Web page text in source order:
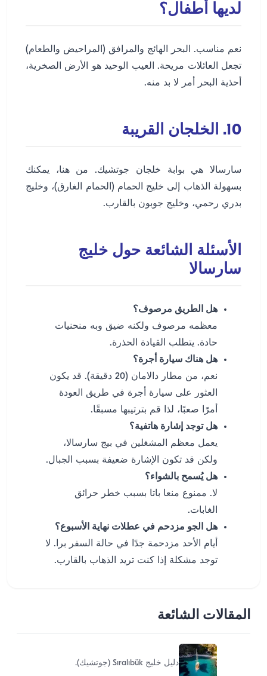
لديها أطفال؟
نعم مناسب. البحر الهائج والمرافق (المراحيض والطعام)
تجعل العائلات مريحة. العيب الوحيد هو الأرض الصخرية،
أحذية البحر أمر لا بد منه.
10. الخلجان القريبة
سارسالا هي بوابة خلجان جوتشيك. من هنا، يمكنك
بسهولة الذهاب إلى خليج الحمام (الحمام الغارق)، وخليج
بدري رحمي، وخليج جوبون بالقارب.
الأسئلة الشائعة حول خليج
سارسالا
هل الطريق مرصوف؟
معظمه مرصوف ولكنه ضيق وبه منحنيات
حادة. يتطلب القيادة الحذرة.
هل هناك سيارة أجرة؟
نعم، من مطار دالامان (20 دقيقة). قد يكون
العثور على سيارة أجرة في طريق العودة
أمرًا صعبًا، لذا قم بترتيبها مسبقًا.
هل توجد إشارة هاتفية؟
يعمل معظم المشغلين في بيج سارسالا،
ولكن قد تكون الإشارة ضعيفة بسبب الجبال.
هل يُسمح بالشواء؟
لا. ممنوع منعا باتا بسبب خطر حرائق
الغابات.
هل الجو مزدحم في عطلات نهاية الأسبوع؟
أيام الأحد مزدحمة جدًا في حالة السفر برا. لا
توجد مشكلة إذا كنت تريد الذهاب بالقارب.
المقالات الشائعة
دليل خليج Sıralıbük (جوتشيك).